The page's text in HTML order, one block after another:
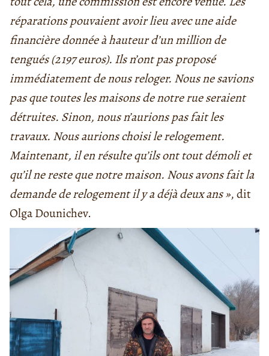
réparations pouvaient avoir lieu avec une aide
financière donnée à hauteur d’un million de
tengués (2 197 euros). Ils n’ont pas proposé
immédiatement de nous reloger. Nous ne savions
pas que toutes les maisons de notre rue seraient
détruites. Sinon, nous n’aurions pas fait les
travaux. Nous aurions choisi le relogement.
Maintenant, il en résulte qu’ils ont tout démoli et
qu’il ne reste que notre maison. Nous avons fait la
demande de relogement il y a déjà deux ans », dit
Olga Dounichev.